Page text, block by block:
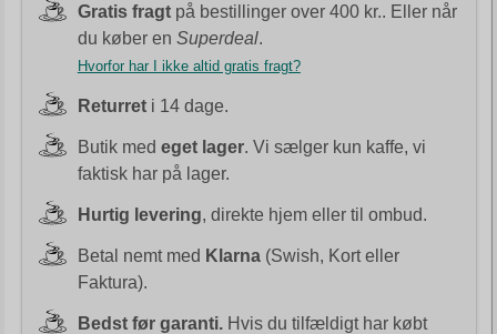
Gratis fragtpå bestillinger over 400 kr.. Eller når
du køber en Superdeal.
Hvorfor har I ikke altid gratis fragt?
Returreti 14 dage.
Butik med eget lager. Vi sælger kun kaffe, vi
faktisk har på lager.
Hurtig levering, direkte hjem eller til ombud.
Betal nemt med Klarna(Swish, Kort eller
Faktura).
Bedst før garanti.Hvis du tilfældigt har købt